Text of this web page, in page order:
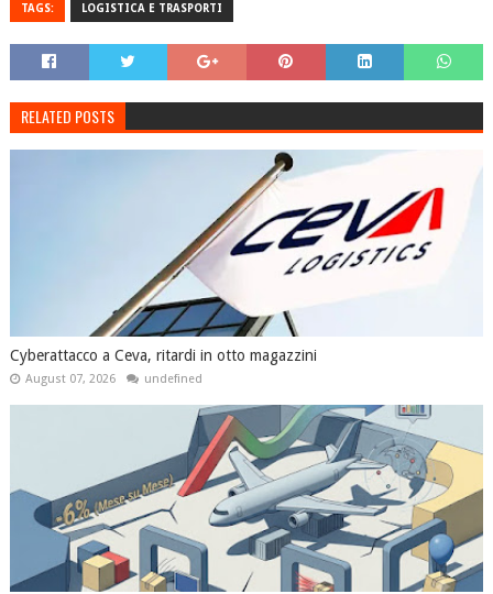
TAGS: LOGISTICA E TRASPORTI
RELATED POSTS
Cyberattacco a Ceva, ritardi in otto magazzini
August 07, 2026 undefined